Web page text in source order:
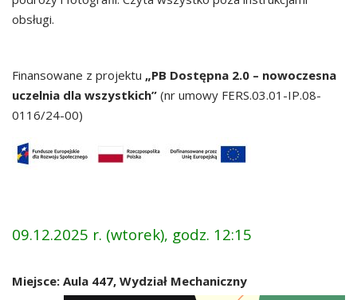
obsługi.
Finansowane z projektu „PB Dostępna 2.0 – nowoczesna
uczelnia dla wszystkich” (nr umowy FERS.03.01-IP.08-
0116/24-00)
09.12.2025 r. (wtorek), godz. 12:15
Miejsce: Aula 447, Wydział Mechaniczny